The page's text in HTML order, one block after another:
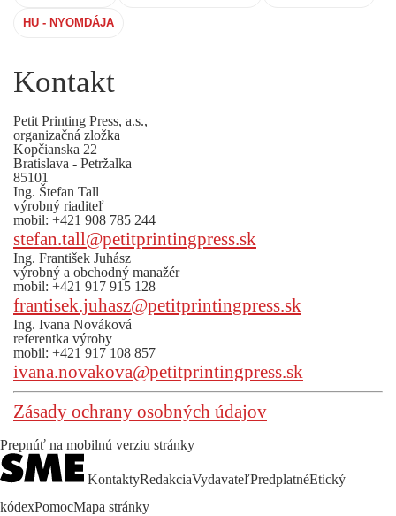
HU - NYOMDÁJA
Kontakt
Petit Printing Press, a.s.,
organizačná zložka
Kopčianska 22
Bratislava - Petržalka
85101
Ing. Štefan Tall
výrobný riaditeľ
mobil: +421 908 785 244
stefan.tall@petitprintingpress.sk
Ing. František Juhász
výrobný a obchodný manažér
mobil: +421 917 915 128
frantisek.juhasz@petitprintingpress.sk
Ing. Ivana Nováková
referentka výroby
mobil: +421 917 108 857
ivana.novakova@petitprintingpress.sk
Zásady ochrany osobných údajov
Prepnúť na mobilnú verziu stránky
KontaktyRedakciaVydavateľPredplatnéEtický
kódexPomocMapa stránky